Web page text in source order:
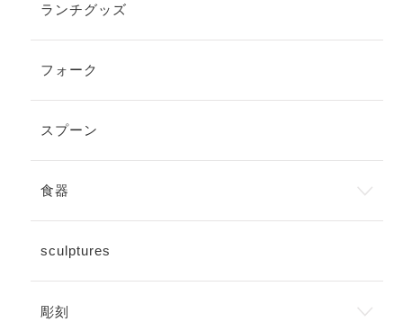
ランチグッズ
フォーク
スプーン
食器
sculptures
彫刻